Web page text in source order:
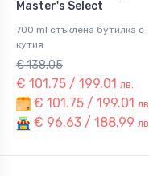
Master's Select
700 ml стъклена бутилка с
кутия
€ 138.05
€ 101.75 / 199.01 лв.
€ 101.75 / 199.01 лв.
€ 96.63 / 188.99 лв.